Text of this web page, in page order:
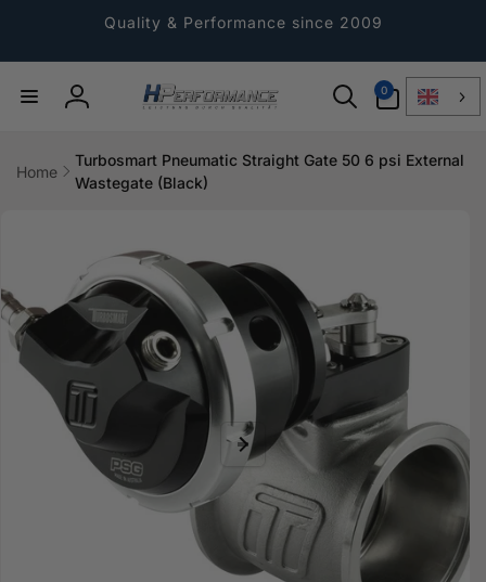
Quality & Performance since 2009
Log
0
Article
Home
Turbosmart Pneumatic Straight Gate 50 6 psi External
Wastegate (Black)